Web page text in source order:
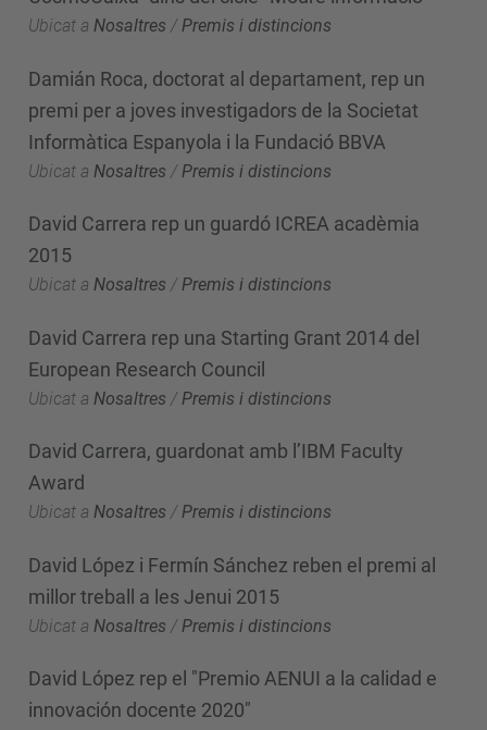
Ubicat a Nosaltres /Premis i distincions
Damián Roca, doctorat al departament, rep un
premi per a joves investigadors de la Societat
Informàtica Espanyola i la Fundació BBVA
Ubicat a Nosaltres / Premis i distincions
David Carrera rep un guardó ICREA acadèmia
2015
Ubicat a Nosaltres /Premis i distincions
David Carrera rep una Starting Grant 2014 del
European Research Council
Ubicat a Nosaltres / Premis i distincions
David Carrera, guardonat amb l’IBM Faculty
Award
Ubicat a Nosaltres /Premis i distincions
David López i Fermín Sánchez reben el premi al
millor treball a les Jenui 2015
Ubicat a Nosaltres / Premis i distincions
David López rep el "Premio AENUI a la calidad e
innovación docente 2020"